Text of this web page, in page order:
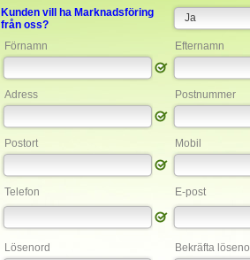
Kunden vill ha Marknadsföring
från oss?
Förnamn
Efternamn
Adress Postnummer
Postort Mobil
Telefon E-post
Lösenord Bekräfta